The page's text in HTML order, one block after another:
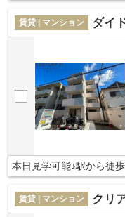
賃貸 | マンション ダイ
本日見学可能♪駅から徒
賃貸 | マンション クリ